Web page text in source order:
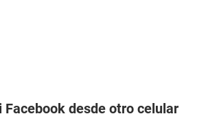
Facebook desde otro celular